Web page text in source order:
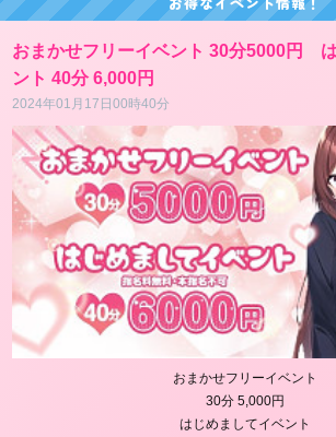
おまかせフリーイベント 30分5000円
ント 40分 6,000円
2024年01月17日00時40分
おまかせフリーイベント
30分 5,000円
はじめましてイベント